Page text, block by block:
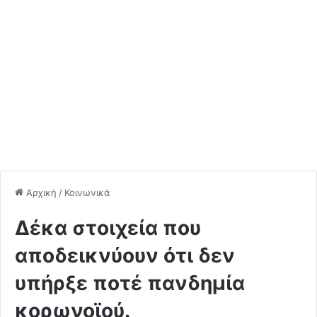
Αρχική / Κοινωνικά
Δέκα στοιχεία που
αποδεικνύουν ότι δεν
υπήρξε ποτέ πανδημία
κορωνοϊού.